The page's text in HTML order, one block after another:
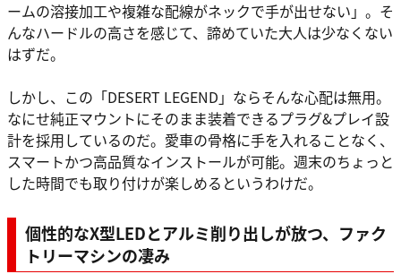
ームの溶接加工や複雑な配線がネックで手が出せない」。そ
んなハードルの高さを感じて、諦めていた大人は少なくない
はずだ。
しかし、この「DESERT LEGEND」ならそんな心配は無用。
なにせ純正マウントにそのまま装着できるプラグ&プレイ設
計を採用しているのだ。愛車の骨格に手を入れることなく、
スマートかつ高品質なインストールが可能。週末のちょっと
した時間でも取り付けが楽しめるというわけだ。
個性的なX型LEDとアルミ削り出しが放つ、ファク
トリーマシンの凄み